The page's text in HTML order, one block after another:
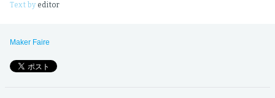
Text by editor
Maker Faire